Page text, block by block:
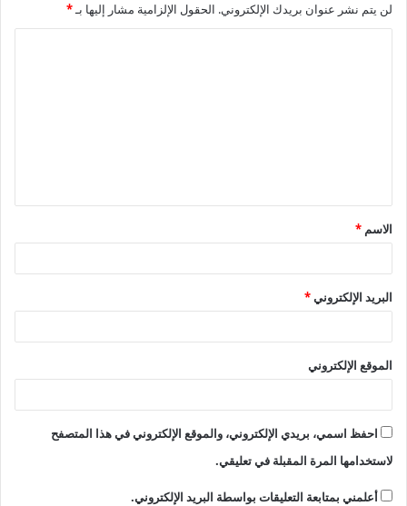
لن يتم نشر عنوان بريدك الإلكتروني. الحقول الإلزامية مشار إليها بـ*
ق
*
الاسم *
البريد الإلكتروني*
الموقع الإلكتروني
احفظ اسمي، بريدي الإلكتروني، والموقع الإلكتروني في هذا المتصفح
لاستخدامها المرة المقبلة في تعليقي.
أعلمني بمتابعة التعليقات بواسطة البريد الإلكتروني.